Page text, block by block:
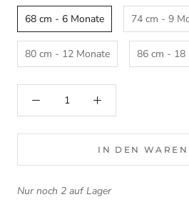
68 cm - 6 Monate
74 cm - 9
80 cm - 12 Monate 86 cm - 18
IN DEN
Nur noch 2 auf Lager